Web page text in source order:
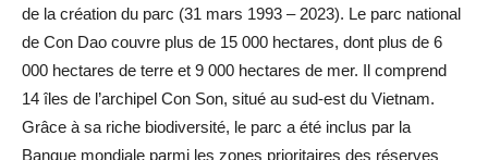
de la création du parc (31 mars 1993 – 2023). Le parc national
de Con Dao couvre plus de 15 000 hectares, dont plus de 6
000 hectares de terre et 9 000 hectares de mer. Il comprend
14 îles de l’archipel Con Son, situé au sud-est du Vietnam.
Grâce à sa riche biodiversité, le parc a été inclus par la
Banque mondiale parmi les zones prioritaires des réserves